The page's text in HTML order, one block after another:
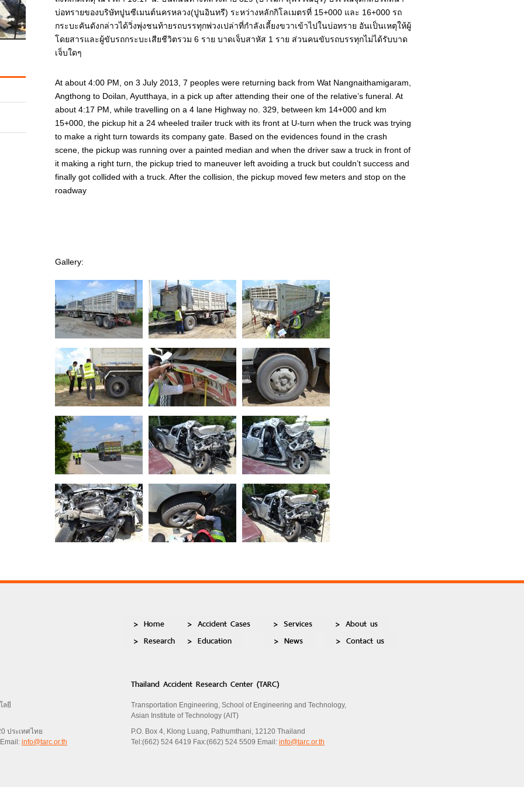
บ่อทรายของบริษัทปูนซีเมนต์นครหลวง(ปูนอินทรี) ระหว่างหลักกิโลเมตรที่ 15+000 และ 16+000 รถ
กระบะคันดังกล่าวได้วิ่งพุ่งชนท้ายรถบรรทุกพ่วงเปล่าที่กำลังเลี้ยงขวาเข้าไปในบ่อทราย อันเป็นเหตุให้ผู้
โดยสารและผู้ขับรถกระบะเสียชีวิตรวม 6 ราย บาดเจ็บสาหัส 1 ราย ส่วนคนขับรถบรรทุกไม่ได้รับบาด
เจ็บใดๆ
At about 4:00 PM, on 3 July 2013, 7 peoples were returning back from Wat Nangnaithamigaram,
Angthong to Doilan, Ayutthaya, in a pick up after attending their one of the relative’s funeral. At
about 4:17 PM, while travelling on a 4 lane Highway no. 329, between km 14+000 and km
15+000, the pickup hit a 24 wheeled trailer truck with its front at U-turn when the truck was trying
to make a right turn towards its company gate. Based on the evidences found in the crash
scene, the pickup was running over a painted median and when the driver saw a truck in front of
it making a right turn, the pickup tried to maneuver left avoiding a truck but couldn’t success and
finally got collided with a truck. After the collision, the pickup moved few meters and stop on the
roadway
Gallery:
Home Accident Cases Services
About us
Research
Education News Contact us
ลยี
ประเทศไทย
info@tarc.or.th
Thailand Accident Research Center (TARC)
Transportation Engineering, School of Engineering and Technology,
Asian Institute of Technology (AIT)
P.O. Box 4, Klong Luang, Pathumthani, 12120 Thailand
Tel:(662) 524 6419 Fax:(662) 524 5509 Email: info@tarc.or.th